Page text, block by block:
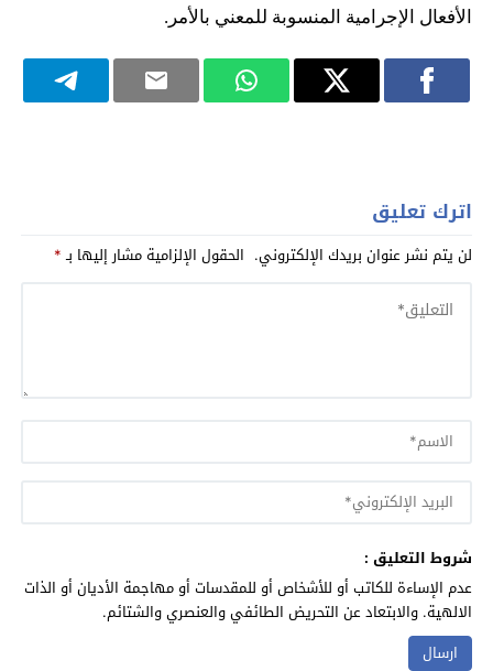
الأفعال الإجرامية المنسوبة للمعني بالأمر.
اترك تعليق
لن يتم نشر عنوان بريدك الإلكتروني. الحقول الإلزامية مشار إليها بـ*
شروط التعليق :
عدم الإساءة للكاتب أو للأشخاص أو للمقدسات أو مهاجمة الأديان أو الذات
الالهية. والابتعاد عن التحريض الطائفي والعنصري والشتائم.